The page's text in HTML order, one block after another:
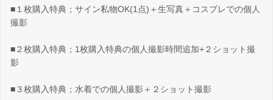
■１枚購入特典；サイン私物OK(1点)＋生写真＋コスプレでの個人
撮影
■２枚購入特典；1枚購入特典の個人撮影時間追加+２ショット撮
影
■３枚購入特典；水着での個人撮影＋２ショット撮影